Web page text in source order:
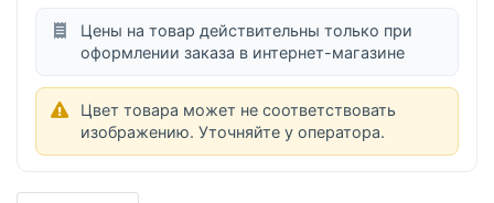
Цены на товар действительны только при
оформлении заказа в интернет-магазине
Цвет товара может не соответствовать
изображению. Уточняйте у оператора.